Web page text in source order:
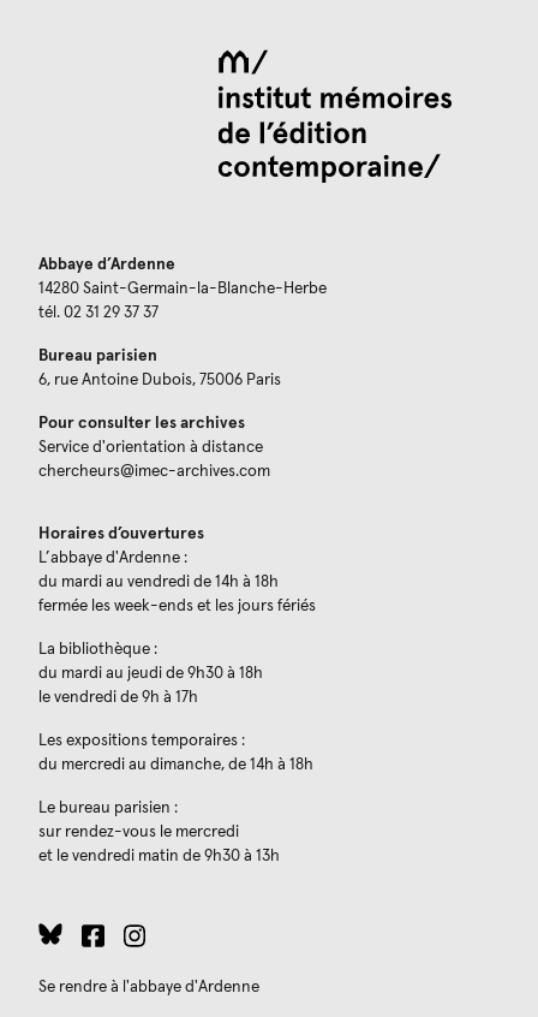
Abbaye d’Ardenne
14280 Saint-Germain-la-Blanche-Herbe
tél. 02 31 29 37 37
Bureau parisien
6, rue Antoine Dubois, 75006 Paris
Pour consulter les archives
Service d'orientation à distance
chercheurs@imec-archives.com
Horaires d’ouvertures
L’abbaye d'Ardenne :
du mardi au vendredi de 14h à 18h
fermée les week-ends et les jours fériés
La bibliothèque :
du mardi au jeudi de 9h30 à 18h
le vendredi de 9h à 17h
Les expositions temporaires :
du mercredi au dimanche, de 14h à 18h
Le bureau parisien :
sur rendez-vous le mercredi
et le vendredi matin de 9h30 à 13h
Se rendre à l'abbaye d'Ardenne